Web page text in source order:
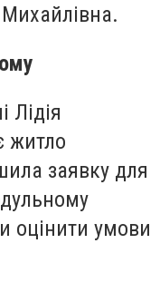
Михайлівна.
Лідія
житло
заявку для
оцінити умови